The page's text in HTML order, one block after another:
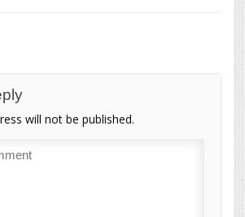
will not be published.